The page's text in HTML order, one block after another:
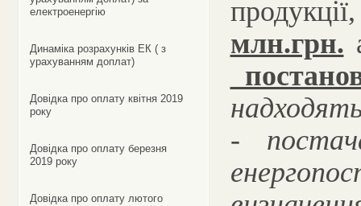
електроенергію
Динаміка розрахунків ЕК ( з
урахуванням доплат)
Довідка про оплату квітня 2019
року
Довідка про оплату березня
2019 року
Довідка про оплату лютого
млн.грн.
-